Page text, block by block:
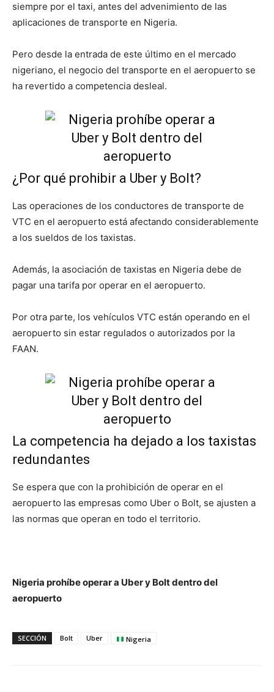
siempre por el taxi, antes del advenimiento de las
aplicaciones de transporte en Nigeria.
Pero desde la entrada de este último en el mercado
nigeriano, el negocio del transporte en el aeropuerto se
ha revertido a competencia desleal.
¿Por qué prohibir a Uber y Bolt?
Las operaciones de los conductores de transporte de
VTC en el aeropuerto está afectando considerablemente
a los sueldos de los taxistas.
Además, la asociación de taxistas en Nigeria debe de
pagar una tarifa por operar en el aeropuerto.
Por otra parte, los vehículos VTC están operando en el
aeropuerto sin estar regulados o autorizados por la
FAAN.
La competencia ha dejado a los taxistas
redundantes
Se espera que con la prohibición de operar en el
aeropuerto las empresas como Uber o Bolt, se ajusten a
las normas que operan en todo el territorio.
Nigeria prohíbe operar a Uber y Bolt dentro del
aeropuerto
SECCIÓN Bolt Uber Nigeria